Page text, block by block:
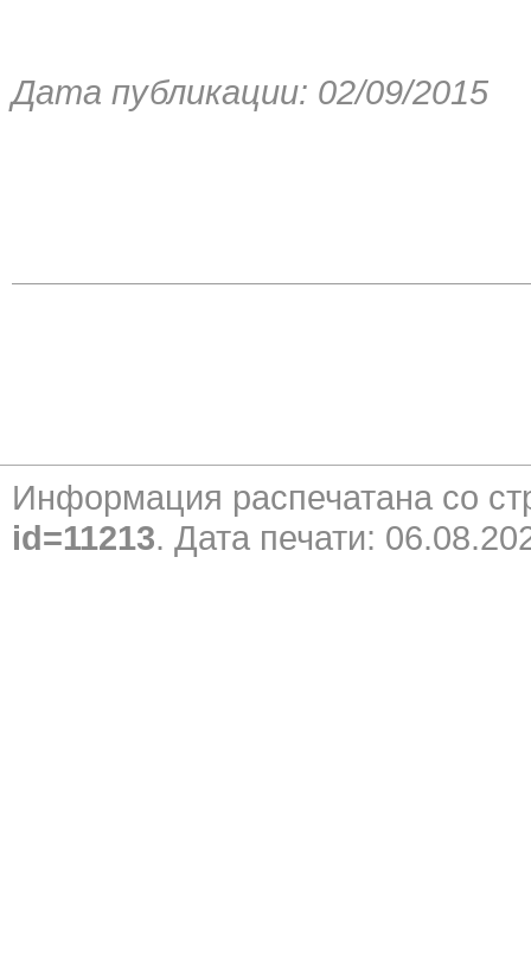
Дата публикации: 02/09/2015
Информация распечатана со
id=11213. Дата печати: